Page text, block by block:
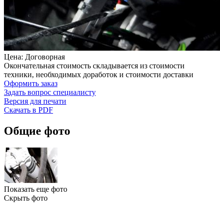
Цена: Договорная
Окончательная стоимость складывается из стоимости
техники, необходимых доработок и стоимости доставки
Оформить заказ
Задать вопрос специалисту
Версия для печати
Скачать в PDF
Общие фото
Показать еще фото
Скрыть фото